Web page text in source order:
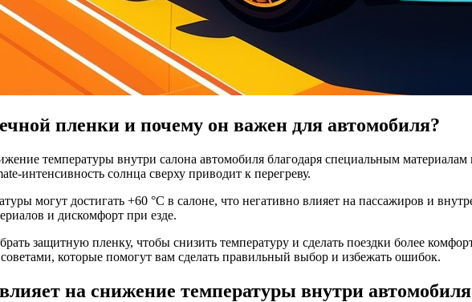
пленки и почему он важен для автомобиля?
температуры внутри салона автомобиля благодаря специальным
интенсивность солнца сверху приводит к перегреву.
могут достигать +60 °C в салоне, что негативно влияет на пассажиров и
и дискомфорт при езде.
защитную пленку, чтобы снизить температуру и сделать поездки более
которые помогут вам сделать правильный выбор и избежать ошибок.
на снижение температуры внутри